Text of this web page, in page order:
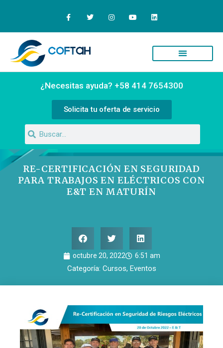
¿Necesitas ayuda? +58 414 7654300
Solicita tu oferta de servicio
RE-CERTIFICACIÓN EN SEGURIDAD
PARA TRABAJOS EN ELÉCTRICOS CON
E&T EN MATURÍN
octubre 20, 2022 6:51 am
Categoría: Cursos, Eventos